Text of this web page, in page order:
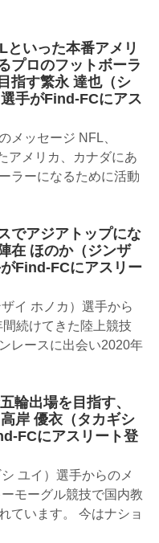
といった本番アメリ
プロのフットボーラ
指す繁永 達也（シ
手がFind-FCにアス
メッセージ NFL、
アメリカ、カナダにあ
ラーになるために活動
でアジアトップにな
在 ほのか（ジンザ
Find-FCにアスリー
イ ホノカ）選手から
続けてきた陸上競技
レースに出会い2020年
輪出場を目指す、
岸 優衣（タカギシ
FCにアスリート登
ユイ）選手からのメ
モーグル競技で国内教
ています。 今はナショ